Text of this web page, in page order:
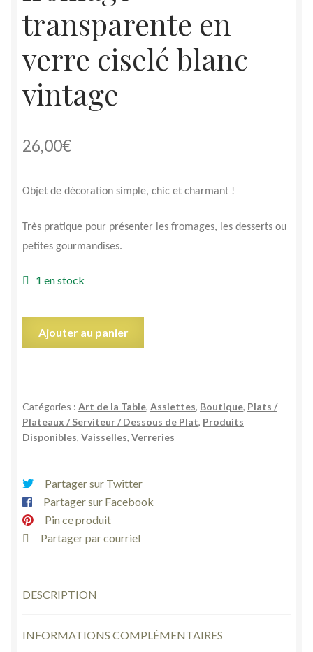
transparente en
verre ciselé blanc
vintage
26,00€
Objet de décoration simple, chic et charmant !
Très pratique pour présenter les fromages, les desserts ou
petites gourmandises.
1 en stock
fromage
transparente
en
ciselé
blanc
vintage
Ajouter au panier
Catégories : Art de la Table, Assiettes, Boutique, Plats /
Plateaux / Serviteur / Dessous de Plat, Produits
Disponibles, Vaisselles, Verreries
Partager sur Twitter
Partager sur Facebook
Pin ce produit
Partager par courriel
DESCRIPTION
INFORMATIONS COMPLÉMENTAIRES